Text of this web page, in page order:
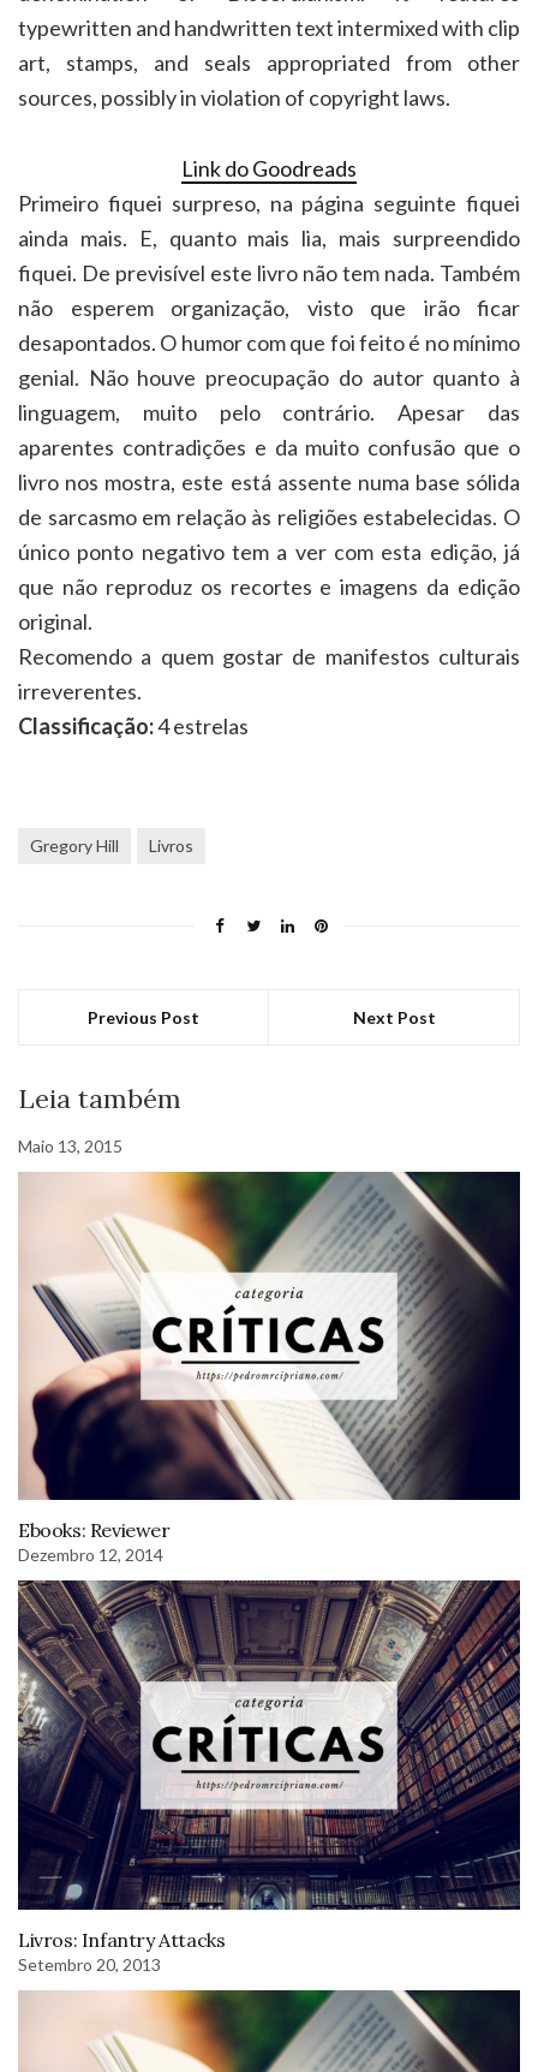
typewritten and handwritten text intermixed with clip
art, stamps, and seals appropriated from other
sources, possibly in violation of copyright laws.
Link do Goodreads
Primeiro fiquei surpreso, na página seguinte fiquei
ainda mais. E, quanto mais lia, mais surpreendido
fiquei. De previsível este livro não tem nada. Também
não esperem organização, visto que irão ficar
desapontados. O humor com que foi feito é no mínimo
genial. Não houve preocupação do autor quanto à
linguagem, muito pelo contrário. Apesar das
aparentes contradições e da muito confusão que o
livro nos mostra, este está assente numa base sólida
de sarcasmo em relação às religiões estabelecidas. O
único ponto negativo tem a ver com esta edição, já
que não reproduz os recortes e imagens da edição
original.
Recomendo a quem gostar de manifestos culturais
irreverentes.
Classificação:4 estrelas
Gregory Hill Livros
Previous Post Next Post
Leia também
Maio 13, 2015
Ebooks: Reviewer
Dezembro 12, 2014
Livros: Infantry Attacks
Setembro 20, 2013